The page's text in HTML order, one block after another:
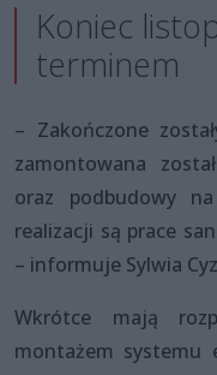
Koniec
terminem
– Zakończone
zamontowana
oraz podbudowy
realizacji są prace
– informuje Sylwia
Wkrótce mają
montażem systemu